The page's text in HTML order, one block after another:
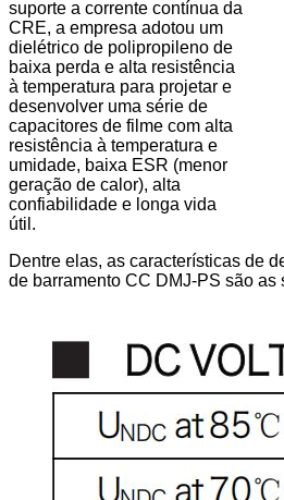
suporte a corrente contínua da
CRE, a empresa adotou um
dielétrico de polipropileno de
baixa perda e alta resistência
à temperatura para projetar e
desenvolver uma série de
capacitores de filme com alta
resistência à temperatura e
umidade, baixa ESR (menor
geração de calor), alta
confiabilidade e longa vida
útil.
Dentre elas, as características de
de barramento CC DMJ-PS são as